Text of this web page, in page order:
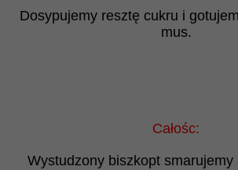
Dosypujemy resztę cukru i
mus.
Całośc:
Wystudzony biszkopt smarujemy